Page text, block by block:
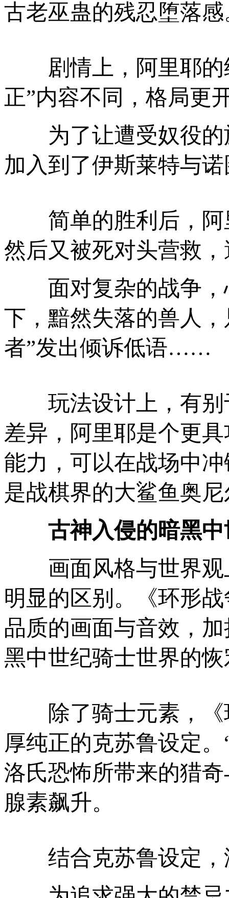
古老巫蛊的残忍堕落感
剧情上，阿里耶的
正”内容不同，格局更
为了让遭受奴役的
加入到了伊斯莱特与
简单的胜利后，阿
然后又被死对头营救
面对复杂的战争，
下，黯然失落的兽人
者”发出倾诉低语……
玩法设计上，有别
差异，阿里耶是个更
能力，可以在战场中
是战棋界的大鲨鱼奥
古神入侵的暗黑
画面风格与世界观
明显的区别。《环形
品质的画面与音效，
黑中世纪骑士世界的
除了骑士元素，《
厚纯正的克苏鲁设定
洛氏恐怖所带来的猎
腺素飙升。
结合克苏鲁设定，